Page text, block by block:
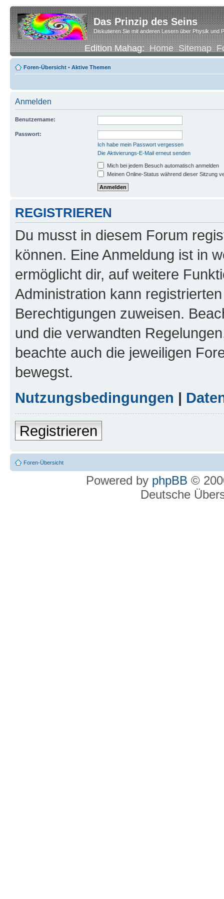
Das Prinzip des Seins
Diskutieren Sie mit anderen Lesern über Physik und
Edition Mahag:Home Sitemap
Foren-Übersicht • Aktive Themen
Anmelden
Benutzername:
Passwort:
Ich habe mein Passwort vergessen
Die Aktivierungs-E-Mail erneut senden
Mich bei jedem Besuch automatisch anmelden
Meinen Online-Status während dieser Sitzung
REGISTRIEREN
Du musst in diesem Forum
können. Eine Anmeldung ist in
ermöglicht dir, auf weitere
Administration kann
Berechtigungen zuweisen.
und die verwandten
beachte auch die jeweiligen
bewegst.
Nutzungsbedingungen |
Registrieren
Foren-Übersicht
Powered by phpBB ©
Deutsche